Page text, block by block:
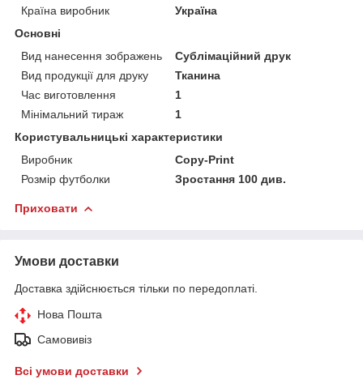
Країна виробник
Україна
Основні
Вид нанесення зображень
Сублімаційний друк
Вид продукції для друку
Тканина
Час виготовлення
1
Мінімальний тираж
1
Користувальницькі характеристики
Виробник
Copy-Print
Розмір футболки
Зростання 100 див.
Приховати
Умови доставки
Доставка здійснюється тільки по передоплаті.
Нова Пошта
Самовивіз
Всі умови доставки